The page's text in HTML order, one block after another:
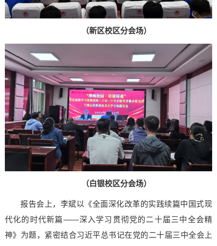
（新区校区分会场）
（白银校区分会场）
报告会上，李斌以《全面深化改革的实践续篇中国式现
代化的时代新篇——深入学习贯彻党的二十届三中全会精
神》为题，紧密结合习近平总书记在党的二十届三中全会上